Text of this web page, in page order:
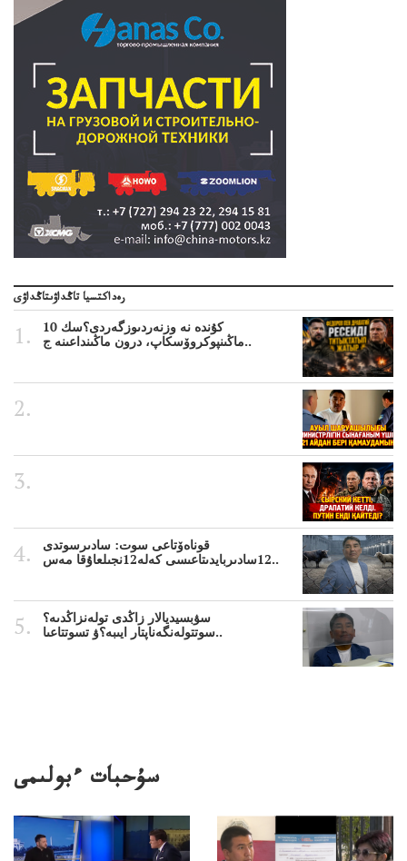
رەداكتسيا تاڭداۋىتاڭداۋى
10 كۇندە نە وزنەردىوزگەردى؟سك
ماڭىنپوكروۆسكاپ، درون ماڭىنداعىنە ج..
قوناەۆتاعى سوت: سادىرسوتدى
12سادىربايدىتاعىسى كەلە12نجىلعاۇقا مەس..
سۋبسيديالار زاڭدى تولەنزاڭدىە؟
سوتتولەنگەناپتار ايىبە؟ۋ تسوتتاعىا..
سۇحبات ءبولىمى